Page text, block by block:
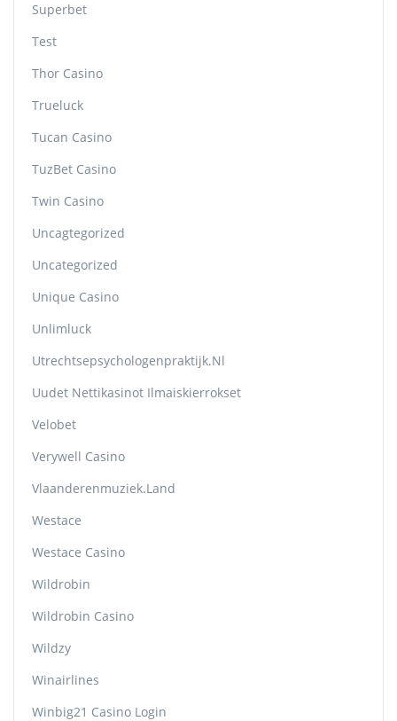
Superbet
Test
Thor Casino
Trueluck
Tucan Casino
TuzBet Casino
Twin Casino
Uncagtegorized
Uncategorized
Unique Casino
Unlimluck
Utrechtsepsychologenpraktijk.nl
Uudet Nettikasinot Ilmaiskierrokset
Velobet
Verywell Casino
Vlaanderenmuziek.land
Westace
Westace Casino
Wildrobin
Wildrobin Casino
Wildzy
Winairlines
Winbig21 Casino Login